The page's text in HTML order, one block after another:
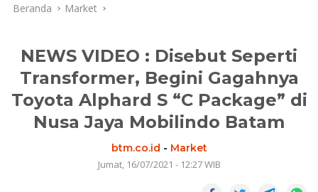
Beranda Market
NEWS VIDEO : Disebut Seperti
Transformer, Begini Gagahnya
Toyota Alphard S “C Package” di
Nusa Jaya Mobilindo Batam
btm.co.id - Market
Jumat, 16/07/2021 - 12:27 WIB